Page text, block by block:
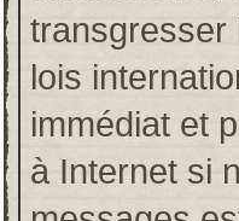
transgresser
lois
immédiat et
à Internet si